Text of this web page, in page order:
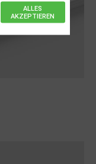
ALLES
AKZEPTIEREN